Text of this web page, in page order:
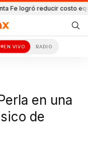
reducir costo
EN VIVO RADIO
en una
de